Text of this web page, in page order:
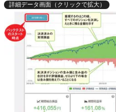
詳細データ画面（クリックで拡大）